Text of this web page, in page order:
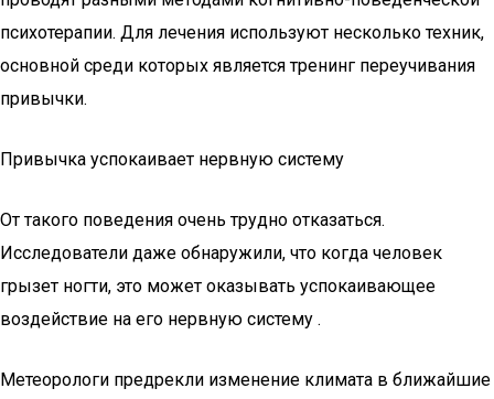
психотерапии. Для лечения используют несколько техник,
основной среди которых является тренинг переучивания
привычки.
Привычка успокаивает нервную систему
От такого поведения очень трудно отказаться.
Исследователи даже обнаружили, что когда человек
грызет ногти, это может оказывать успокаивающее
воздействие на его нервную систему .
Метеорологи предрекли изменение климата в ближайшие